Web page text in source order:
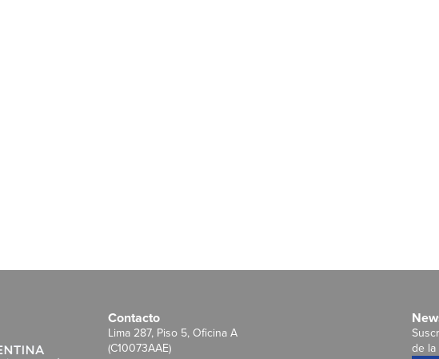
Contacto
Lima 287, Piso 5, Oficina A
(C10073AAE)
de la